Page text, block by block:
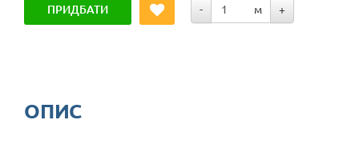
ПРИДБАТИ - м +
ОПИС